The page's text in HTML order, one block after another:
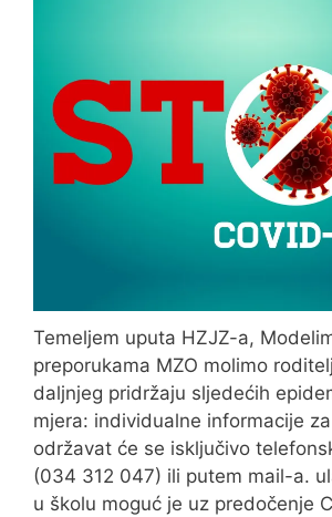
Temeljem uputa HZJZ-a,
preporukama MZO molimo
daljnjeg pridržaju sljedećih
mjera: individualne informacije
održavat će se isključivo
(034 312 047) ili putem mail-a.
u školu moguć je uz predočenje